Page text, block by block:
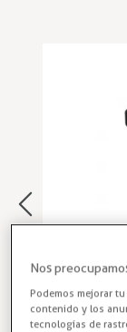
Nos
Podemos mejorar
contenido y los
tecnologías de